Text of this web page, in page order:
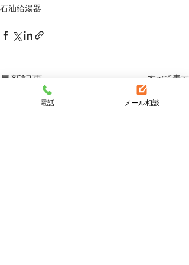
石油給湯器
最新記事 すべて表示
電話 メール相談